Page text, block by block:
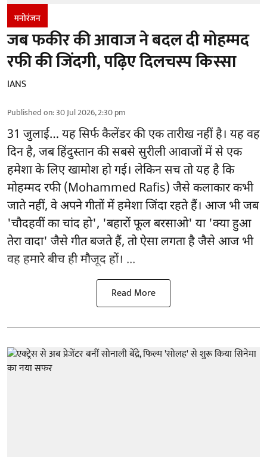
मनोरंजन
जब फकीर की आवाज ने बदल दी मोहम्मद
रफी की जिंदगी, पढ़िए दिलचस्प किस्सा
IANS
Published on:30 Jul 2026, 2:30 pm
31 जुलाई… यह सिर्फ कैलेंडर की एक तारीख नहीं है। यह वह
दिन है, जब हिंदुस्तान की सबसे सुरीली आवाजों में से एक
हमेशा के लिए खामोश हो गई। लेकिन सच तो यह है कि
मोहम्मद रफी (Mohammed Rafis) जैसे कलाकार कभी
जाते नहीं, वे अपने गीतों में हमेशा जिंदा रहते हैं। आज भी जब
'चौदहवीं का चांद हो', 'बहारों फूल बरसाओ' या 'क्या हुआ
तेरा वादा' जैसे गीत बजते हैं, तो ऐसा लगता है जैसे आज भी
वह हमारे बीच ही मौजूद हों। ...
Read More